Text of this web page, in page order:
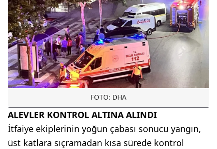
FOTO: DHA
ALEVLER KONTROL ALTINA ALINDI
İtfaiye ekiplerinin yoğun çabası sonucu yangın,
üst katlara sıçramadan kısa sürede kontrol